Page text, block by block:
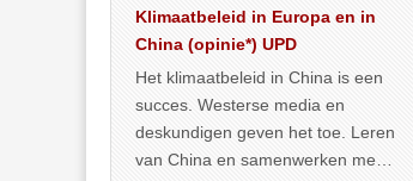
publiceerden… >> lees meer
Klimaatbeleid in Europa en in
China (opinie*) UPD
Het klimaatbeleid in China is een
succes. Westerse media en
deskundigen geven het toe. Leren
van China en samenwerken met